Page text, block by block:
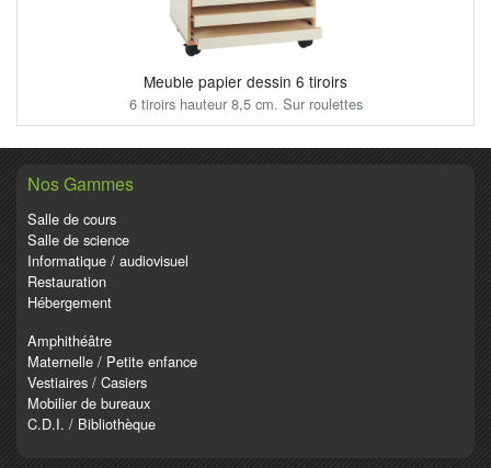
Meuble papier dessin 6 tiroirs
6 tiroirs hauteur 8,5 cm. Sur roulettes
Nos Gammes
Salle de cours
Salle de science
Informatique / audiovisuel
Restauration
Hébergement
Amphithéâtre
Maternelle / Petite enfance
Vestiaires / Casiers
Mobilier de bureaux
C.D.I. / Bibliothèque